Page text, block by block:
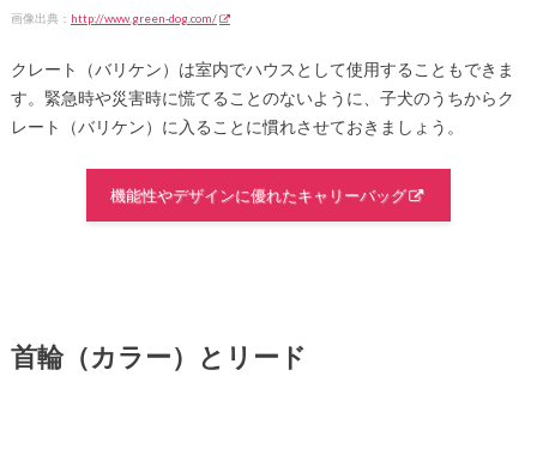
画像出典： http://www.green-dog.com/
クレート（バリケン）は室内でハウスとして使用することもできま
す。緊急時や災害時に慌てることのないように、子犬のうちからク
レート（バリケン）に入ることに慣れさせておきましょう。
機能性やデザインに優れたキャリーバッグ
首輪（カラー）とリード